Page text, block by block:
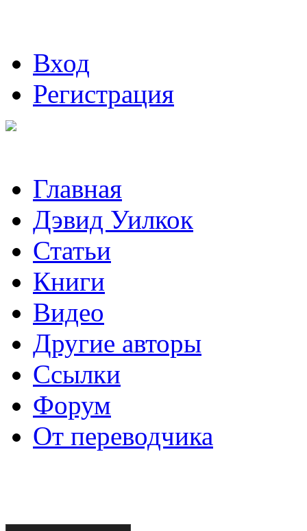
Вход
Регистрация
Главная
Дэвид Уилкок
Статьи
Книги
Видео
Другие авторы
Ссылки
Форум
От переводчика